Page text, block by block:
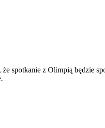
spotkanie z Olimpią będzie